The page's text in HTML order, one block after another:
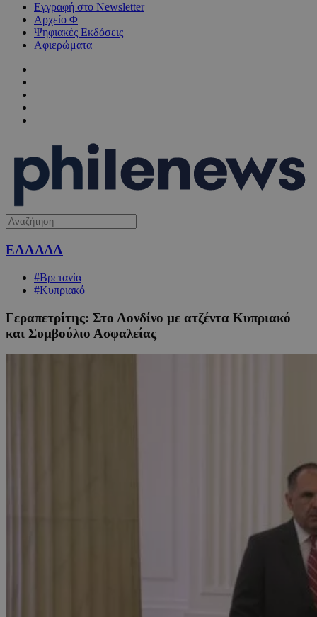
Εγγραφή στο Newsletter
Αρχείο Φ
Ψηφιακές Εκδόσεις
Αφιερώματα
ΕΛΛΑΔΑ
#Βρετανία
#Κυπριακό
Γεραπετρίτης: Στο Λονδίνο με ατζέντα Κυπριακό
και Συμβούλιο Ασφαλείας